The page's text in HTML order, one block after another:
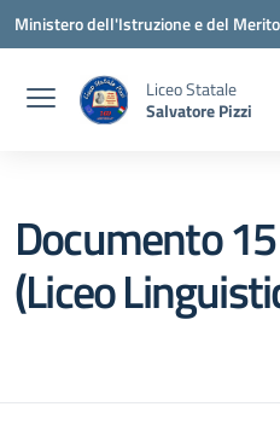
Vai ai contenuti
Vai al menu di navigazione
Vai al footer
Ministero dell'Istruzione e del Merito
Liceo Statale
Salvatore Pizzi
Documento
(Liceo